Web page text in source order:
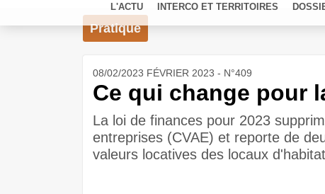
L'ACTU INTERCO ET TERRITOIRES
Pratique
08/02/2023 FÉVRIER 2023 - N°409
Ce qui change pour
La loi de finances pour 2023
entreprises (CVAE) et reporte de
valeurs locatives des locaux